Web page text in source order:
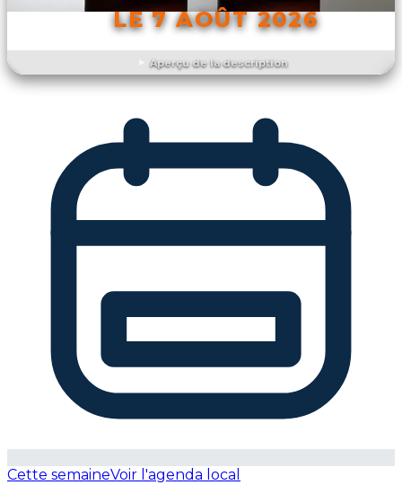
Aperçu de la description
LE 7 AOÛT 2026
DÉCOUVRIR L'ÉVÉNEMENT
Cette semaineVoir l'agenda local